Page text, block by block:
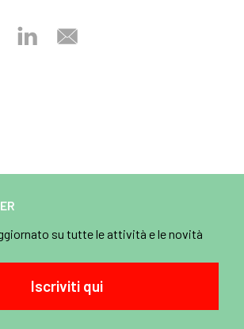
su tutte le attività e le novità
Iscriviti qui